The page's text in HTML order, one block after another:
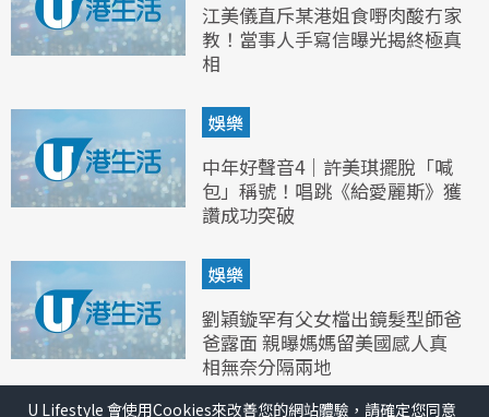
江美儀直斥某港姐食嘢肉酸冇家
教！當事人手寫信曝光揭終極真
相
娛樂
中年好聲音4｜許美琪擺脫「喊
包」稱號！唱跳《給愛麗斯》獲
讚成功突破
娛樂
劉穎鏇罕有父女檔出鏡髮型師爸
爸露面 親曝媽媽留美國感人真
相無奈分隔兩地
U Lifestyle 會使用Cookies來改善您的網站體驗，請確定您同意